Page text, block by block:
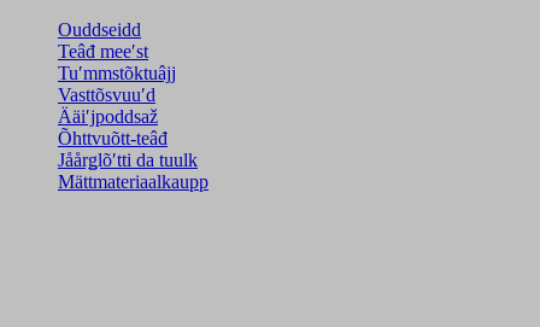
Ouddseidd
Teâđ meeʹst
Tuʹmmstõktuâjj
Vasttõsvuuʹd
Ääiʹjpoddsaž
Õhttvuõtt-teâđ
Jåårǥlõʹtti da tuulk
Mättmateriaalkaupp